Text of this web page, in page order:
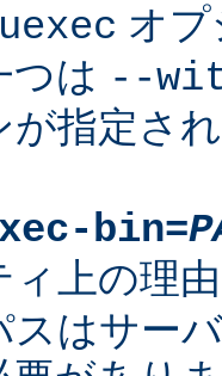
オ
つは --
が指定さ
bin=
ィ上の理
スはサー